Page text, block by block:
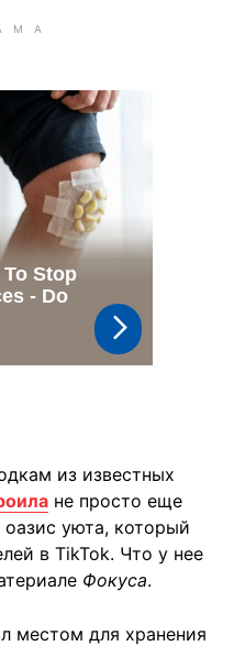
из известных
не просто еще
уюта, который
в TikTok. Что у нее
Фокуса.
местом для хранения